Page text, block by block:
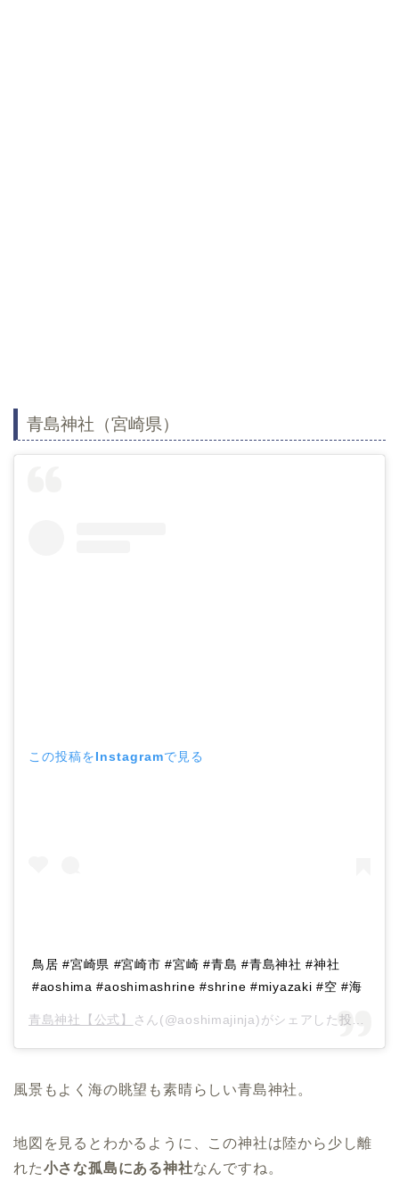
青島神社（宮崎県）
この投稿をInstagramで見る
鳥居 #宮崎県 #宮崎市 #宮崎 #青島 #青島神社 #神社
#aoshima #aoshimashrine #shrine #miyazaki #空 #海
青島神社【公式】 さん(@aoshimajinja)がシェアした投稿 –
風景もよく海の眺望も素晴らしい青島神社。
地図を見るとわかるように、この神社は陸から少し離
れた小さな孤島にある神社なんですね。